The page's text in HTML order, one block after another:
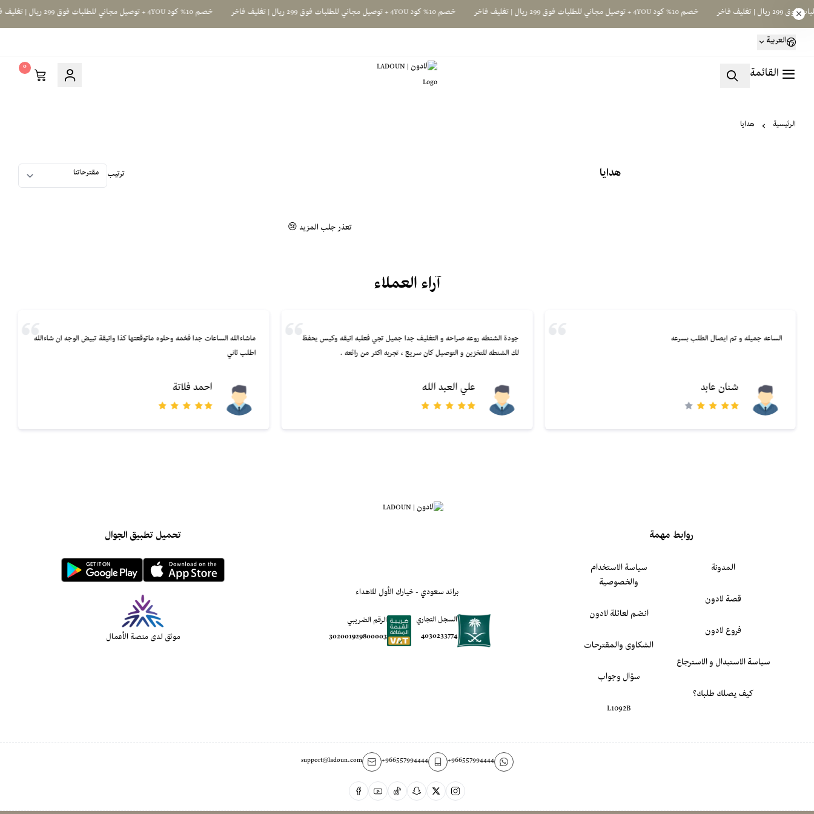
خصم 10% كود 4YOU + توصيل مجاني للطلبات فوق 299 ريال | تغليف فاخر خصم 10% كود 4YOU + توصيل مجاني للطلبات فوق 299 ريال | تغليف فاخر خصم 10% كود 4YOU + توصيل مجاني للطلبات فوق 299 ريال | تغليف فاخر
العربية
القائمة لادون | LADOUN
0
الرئيسية هدايا
هدايا ترتيب
تعذر جلب المزيد 😢
آراء العملاء
الساعه جميله و تم ايصال الطلب بسرعه
شنان عابد
جودة الشنطه روعه صراحه و التغليف جدا جميل تجي فعلبه انيقه وكيس يحفظ
لك الشنطه للتخزين و التوصيل كان سريع ، تجربه اكثر من رائعه .
علي العبد الله
ماشاءالله الساعات جدا فخمه وحلوه ماتوقعتها كذا وانيقة تبيض الوجه ان شاءالله
اطلب ثاني
احمد فلاتة
روابط مهمة
المدونة
قصة لادون
فروع لادون
سياسة الاستبدال و الاسترجاع
كيف يصلك طلبك؟
سياسة الاستخدام
والخصوصية
انضم لعائلة لادون
الشكاوى والمقترحات
سؤال وجواب
L1092B
براند سعودي - خيارك الأول للاهداء
السجل التجاري
4030233774
الرقم الضريبي
302001929800003
تحميل تطبيق الجوال
موثق لدى منصة الأعمال
+966557994444
+966557994444
support@ladoun.com